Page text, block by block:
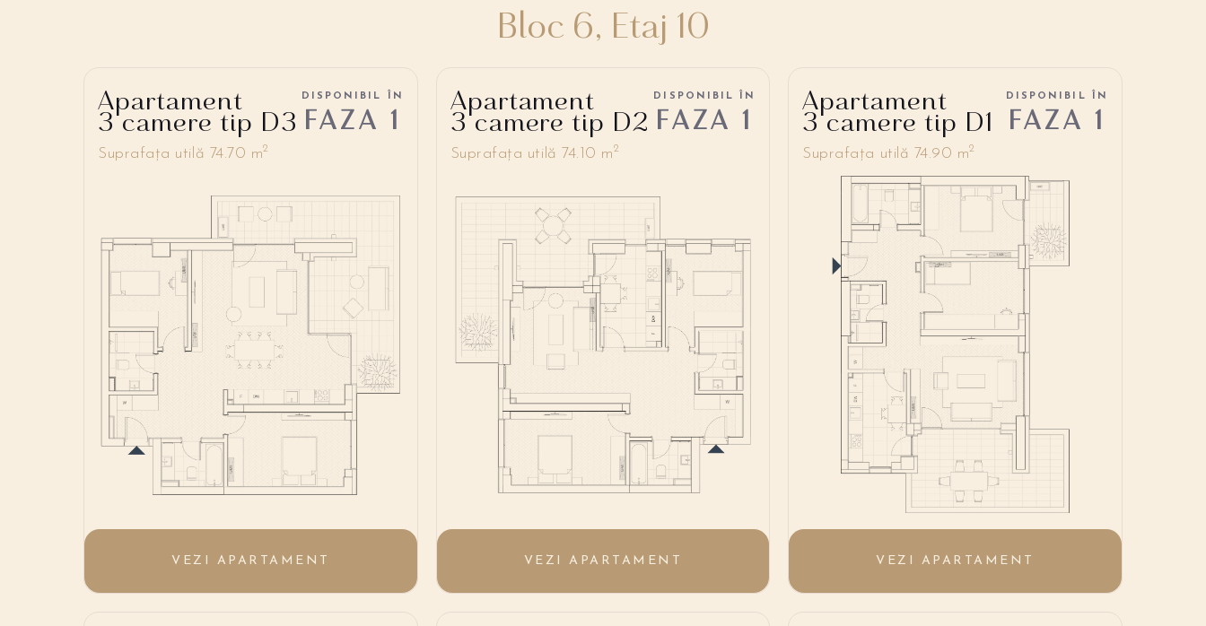
Bloc 6, Etaj 10
Apartament
3 camere tip D3
DISPONIBIL ÎN
FAZA 1
Suprafața utilă 74.70 m2
VEZI APARTAMENT
Apartament
3 camere tip D2
DISPONIBIL ÎN
FAZA 1
Suprafața utilă 74.10 m2
VEZI APARTAMENT
Apartament
3 camere tip D1
DISPONIBIL ÎN
FAZA 1
Suprafața utilă 74.90 m2
VEZI APARTAMENT